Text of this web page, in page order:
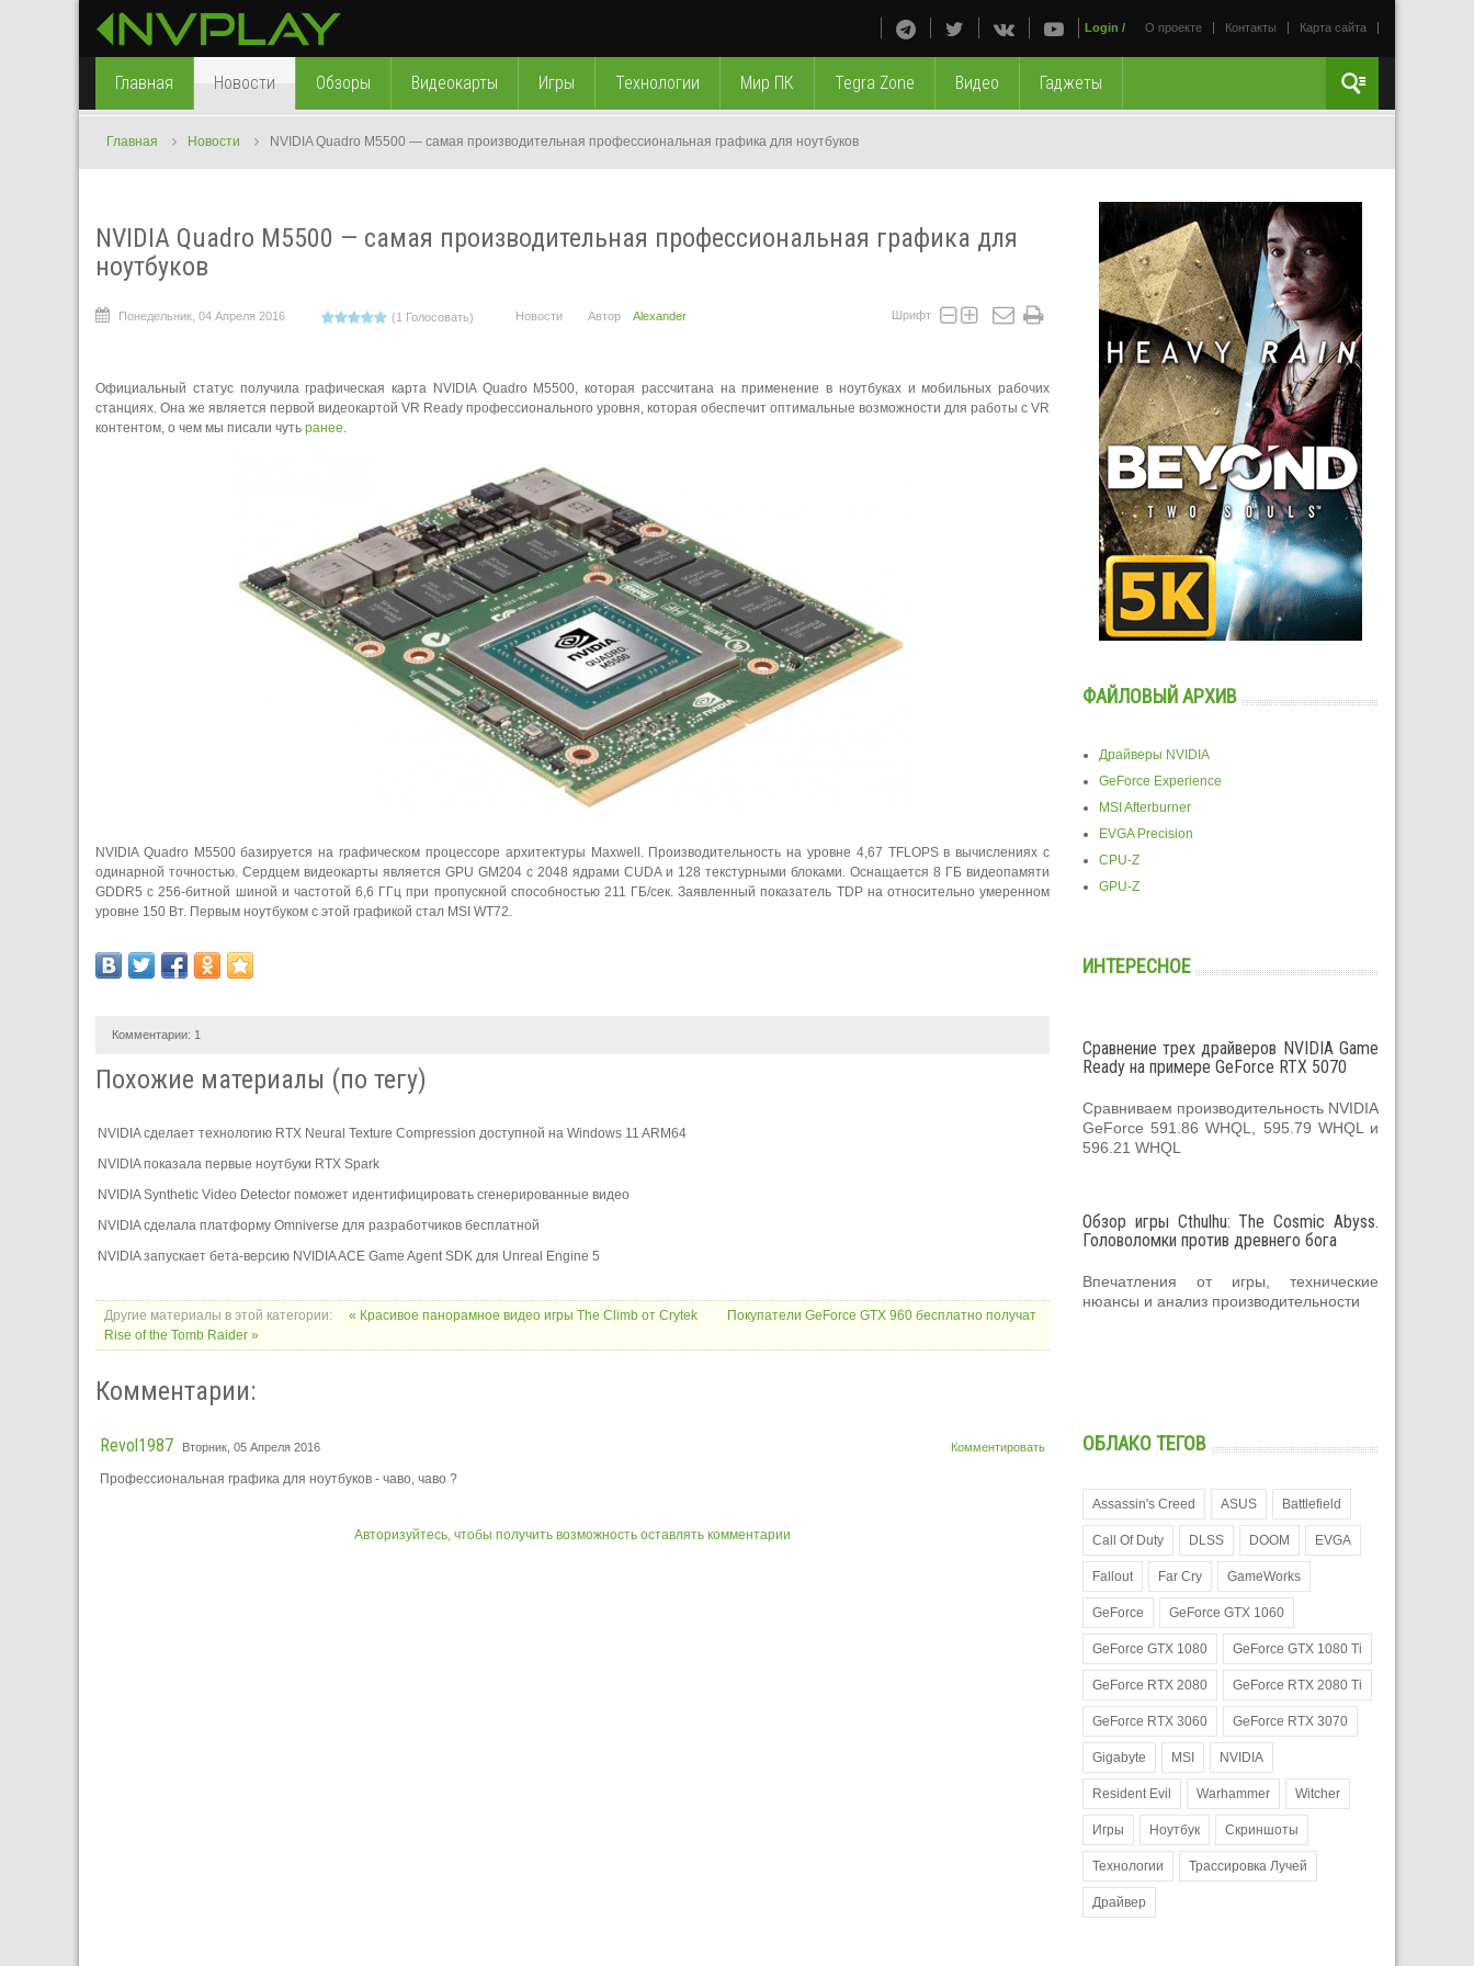
О проекте Контакты Карта сайта
Login /
Главная Новости Обзоры Видеокарты Игры Технологии Мир ПК Tegra Zone Видео Гаджеты
Главная Новости NVIDIA Quadro M5500 — самая производительная профессиональная графика для ноутбуков
NVIDIA Quadro M5500 — самая производительная профессиональная графика для
ноутбуков
Понедельник, 04 Апреля 2016 (1 Голосовать) Новости Автор Alexander Шрифт
Официальный статус получила графическая карта NVIDIA Quadro M5500, которая рассчитана на применение в ноутбуках и мобильных рабочих
станциях. Она же является первой видеокартой VR Ready профессионального уровня, которая обеспечит оптимальные возможности для работы с VR
контентом, о чем мы писали чуть ранее.
NVIDIA Quadro M5500 базируется на графическом процессоре архитектуры Maxwell. Производительность на уровне 4,67 TFLOPS в вычислениях с
одинарной точностью. Сердцем видеокарты является GPU GM204 с 2048 ядрами CUDA и 128 текстурными блоками. Оснащается 8 ГБ видеопамяти
GDDR5 с 256-битной шиной и частотой 6,6 ГГц при пропускной способностью 211 ГБ/сек. Заявленный показатель TDP на относительно умеренном
уровне 150 Вт. Первым ноутбуком с этой графикой стал MSI WT72.
Комментарии: 1
Похожие материалы (по тегу)
NVIDIA сделает технологию RTX Neural Texture Compression доступной на Windows 11 ARM64
NVIDIA показала первые ноутбуки RTX Spark
NVIDIA Synthetic Video Detector поможет идентифицировать сгенерированные видео
NVIDIA сделала платформу Omniverse для разработчиков бесплатной
NVIDIA запускает бета-версию NVIDIA ACE Game Agent SDK для Unreal Engine 5
Другие материалы в этой категории: « Красивое панорамное видео игры The Climb от Crytek
Покупатели GeForce GTX 960 бесплатно получат
Rise of the Tomb Raider »
Комментарии:
Комментировать
Revol1987 Вторник, 05 Апреля 2016
Профессиональная графика для ноутбуков - чаво, чаво ?
Авторизуйтесь, чтобы получить возможность оставлять комментарии
ФАЙЛОВЫЙ АРХИВ
Драйверы NVIDIA
GeForce Experience
MSI Afterburner
EVGA Precision
CPU-Z
GPU-Z
ИНТЕРЕСНОЕ
Сравнение трех драйверов NVIDIA Game
Ready на примере GeForce RTX 5070
Сравниваем производительность NVIDIA
GeForce 591.86 WHQL, 595.79 WHQL и
596.21 WHQL
Обзор игры Cthulhu: The Cosmic Abyss.
Головоломки против древнего бога
Впечатления от игры, технические
нюансы и анализ производительности
ОБЛАКО ТЕГОВ
Assassin's Creed ASUS Battlefield
Call Of Duty DLSS DOOM EVGA
Fallout Far Cry GameWorks
GeForce GeForce GTX 1060
GeForce GTX 1080 GeForce GTX 1080 Ti
GeForce RTX 2080 GeForce RTX 2080 Ti
GeForce RTX 3060 GeForce RTX 3070
Gigabyte MSI NVIDIA
Resident Evil Warhammer Witcher
Игры Ноутбук Скриншоты
Технологии Трассировка Лучей
Драйвер